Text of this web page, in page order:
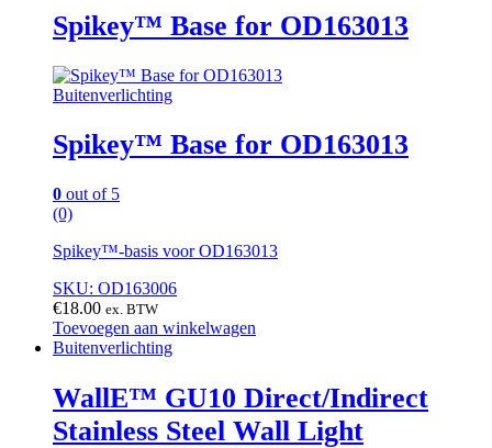
Spikey™ Base for OD163013
Buitenverlichting
Spikey™ Base for OD163013
0 out of 5
(0)
Spikey™-basis voor OD163013
SKU: OD163006
€18.00 ex. BTW
Toevoegen aan winkelwagen
Buitenverlichting
WallE™ GU10 Direct/Indirect
Stainless Steel Wall Light